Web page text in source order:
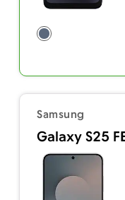
Samsung
Galaxy S25